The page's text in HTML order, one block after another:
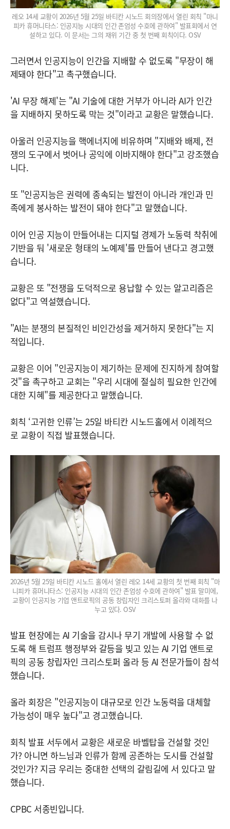
레오 14세 교황이 2026년 5월 25일 바티칸 시노드 회의장에서 열린 회칙 "마니
피카 휴머니타스: 인공지능 시대의 인간 존엄성 수호에 관하여" 발표회에서 연
설하고 있다. 이 문서는 그의 재위 기간 중 첫 번째 회칙이다. OSV
그러면서 인공지능이 인간을 지배할 수 없도록 "무장이 해
제돼야 한다"고 촉구했습니다.
'AI 무장 해제'는 "AI 기술에 대한 거부가 아니라 AI가 인간
을 지배하지 못하도록 막는 것"이라고 교황은 말했습니다.
아울러 인공지능을 핵에너지에 비유하며 "지배와 배제, 전
쟁의 도구에서 벗어나 공익에 이바지해야 한다"고 강조했습
니다.
또 "인공지능은 권력에 종속되는 발전이 아니라 개인과 민
족에게 봉사하는 발전이 돼야 한다"고 말했습니다.
이어 인공 지능이 만들어내는 디지털 경제가 노동력 착취에
기반을 둬 '새로운 형태의 노예제'를 만들어 낸다고 경고했
습니다.
교황은 또 "전쟁을 도덕적으로 용납할 수 있는 알고리즘은
없다"고 역설했습니다.
"AI는 분쟁의 본질적인 비인간성을 제거하지 못한다"는 지
적입니다.
교황은 이어 "인공지능이 제기하는 문제에 진지하게 참여할
것"을 촉구하고 교회는 "우리 시대에 절실히 필요한 인간에
대한 지혜"를 제공한다고 말했습니다.
회칙 ‘고귀한 인류’는 25일 바티칸 시노드홀에서 이례적으
로 교황이 직접 발표했습니다.
2026년 5월 25일 바티칸 시노드 홀에서 열린 레오 14세 교황의 첫 번째 회칙 "마
니피카 휴머니타스: 인공지능 시대의 인간 존엄성 수호에 관하여" 발표 말미에,
교황이 인공지능 기업 앤트로픽의 공동 창립자인 크리스토퍼 올라와 대화를 나
누고 있다. OSV
발표 현장에는 AI 기술을 감시나 무기 개발에 사용할 수 없
도록 해 트럼프 행정부와 갈등을 빚고 있는 AI 기업 앤트로
픽의 공동 창립자인 크리스토퍼 올라 등 AI 전문가들이 참석
했습니다.
올라 회장은 "인공지능이 대규모로 인간 노동력을 대체할
가능성이 매우 높다"고 경고했습니다.
회칙 발표 서두에서 교황은 새로운 바벨탑을 건설할 것인
가? 아니면 하느님과 인류가 함께 공존하는 도시를 건설할
것인가? 지금 우리는 중대한 선택의 갈림길에 서 있다고 말
했습니다.
CPBC 서종빈입니다.